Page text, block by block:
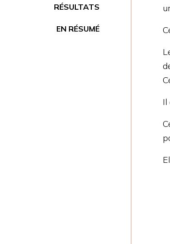
RÉSULTATS
EN RÉSUMÉ
Il